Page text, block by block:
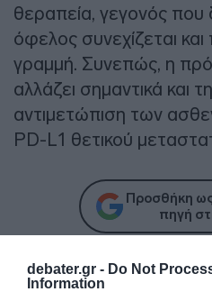
debater.gr - Do Not
Information
θεραπεία, γεγονός που
όφελος συνεχίζεται
γραμμή. Συνεπώς, η
αλλάζει σημαντικά και
αντιμετώπιση των
PD-L1 θετικού
Προσθήκη
πηγή
Ειδήσεις σήμερα